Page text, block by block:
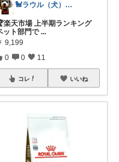
🐩ラウル（犬）と私の健康ROOM🐾
楽天市場 上半期ランキング
ット部門で ...
9,199
0 0 11
コレ いいね